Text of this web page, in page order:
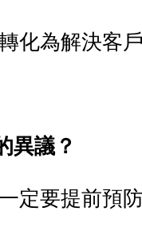
化為解決客
異議？
定要提前預